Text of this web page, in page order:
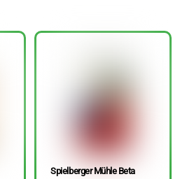
Spielberger Mühle Beta